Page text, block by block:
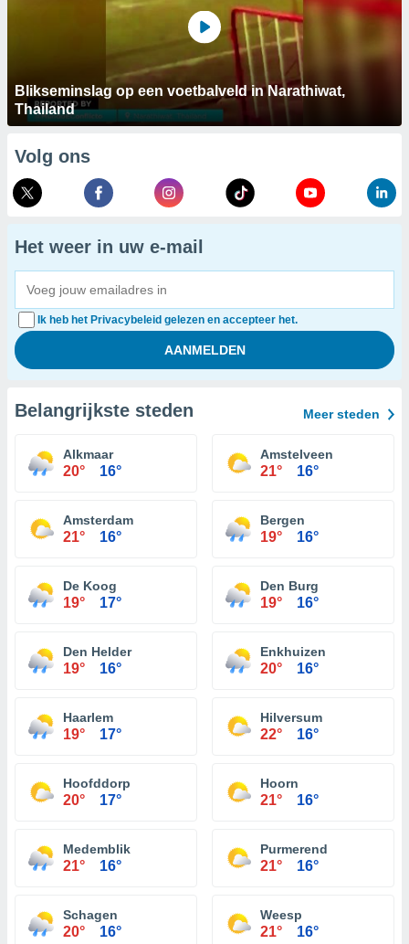
Blikseminslag op een voetbalveld in Narathiwat,
Thailand
Volg ons
Het weer in uw e-mail
Ik heb het Privacybeleid gelezen en accepteer het.
Belangrijkste steden Meer steden
Alkmaar
20° 16°
Amstelveen
21° 16°
Amsterdam
21° 16°
Bergen
19° 16°
De Koog
19° 17°
Den Burg
19° 16°
Den Helder
19° 16°
Enkhuizen
20° 16°
Haarlem
19° 17°
Hilversum
22° 16°
Hoofddorp
20° 17°
Hoorn
21° 16°
Medemblik
21° 16°
Purmerend
21° 16°
Schagen
20° 16°
Weesp
21° 16°